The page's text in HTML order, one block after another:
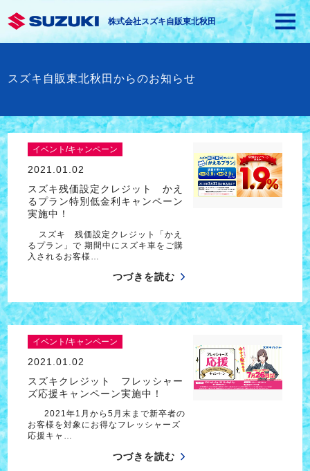
株式会社スズキ自販東北秋田
スズキ自販東北秋田からのお知らせ
イベント/キャンペーン
2021.01.02
スズキ残価設定クレジット かえ
るプラン特別低金利キャンペーン
実施中！
スズキ 残価設定クレジット「かえ
るプラン」で 期間中にスズキ車をご購
入されるお客様…
つづきを読む
イベント/キャンペーン
2021.01.02
スズキクレジット フレッシャー
ズ応援キャンペーン実施中！
2021年1月から5月末まで新卒者の
お客様を対象にお得なフレッシャーズ
応援キャ…
つづきを読む